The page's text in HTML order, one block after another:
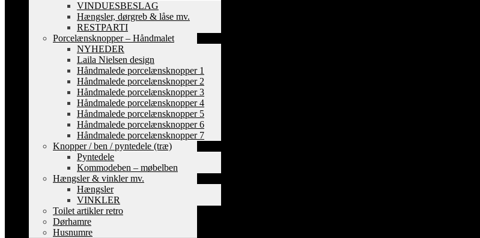
VINDUESBESLAG
Hængsler, dørgreb & låse mv.
RESTPARTI
Porcelænsknopper – Håndmalet
NYHEDER
Laila Nielsen design
Håndmalede porcelænsknopper 1
Håndmalede porcelænsknopper 2
Håndmalede porcelænsknopper 3
Håndmalede porcelænsknopper 4
Håndmalede porcelænsknopper 5
Håndmalede porcelænsknopper 6
Håndmalede porcelænsknopper 7
Knopper / ben / pyntedele (træ)
Pyntedele
Kommodeben – møbelben
Hængsler & vinkler mv.
Hængsler
VINKLER
Toilet artikler retro
Dørhamre
Husnumre